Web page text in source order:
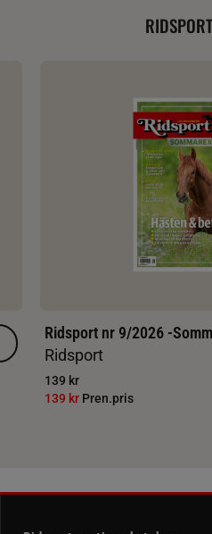
Ridsport nr 9/2026 -
Ridsport
139 kr
139 kr Pren.pris